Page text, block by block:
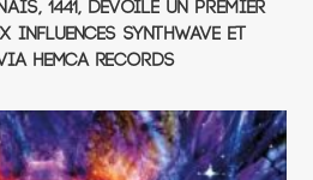
1441, dévoile un premier
influences synthwave et
Hemca Records